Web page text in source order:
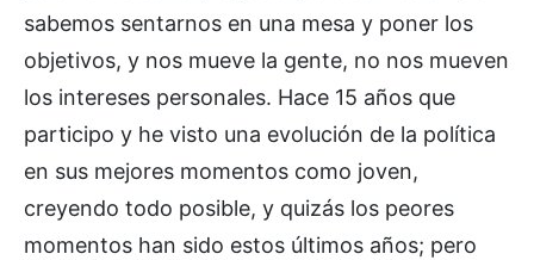
sabemos sentarnos en una mesa y poner los
objetivos, y nos mueve la gente, no nos mueven
los intereses personales. Hace 15 años que
participo y he visto una evolución de la política
en sus mejores momentos como joven,
creyendo todo posible, y quizás los peores
momentos han sido estos últimos años; pero